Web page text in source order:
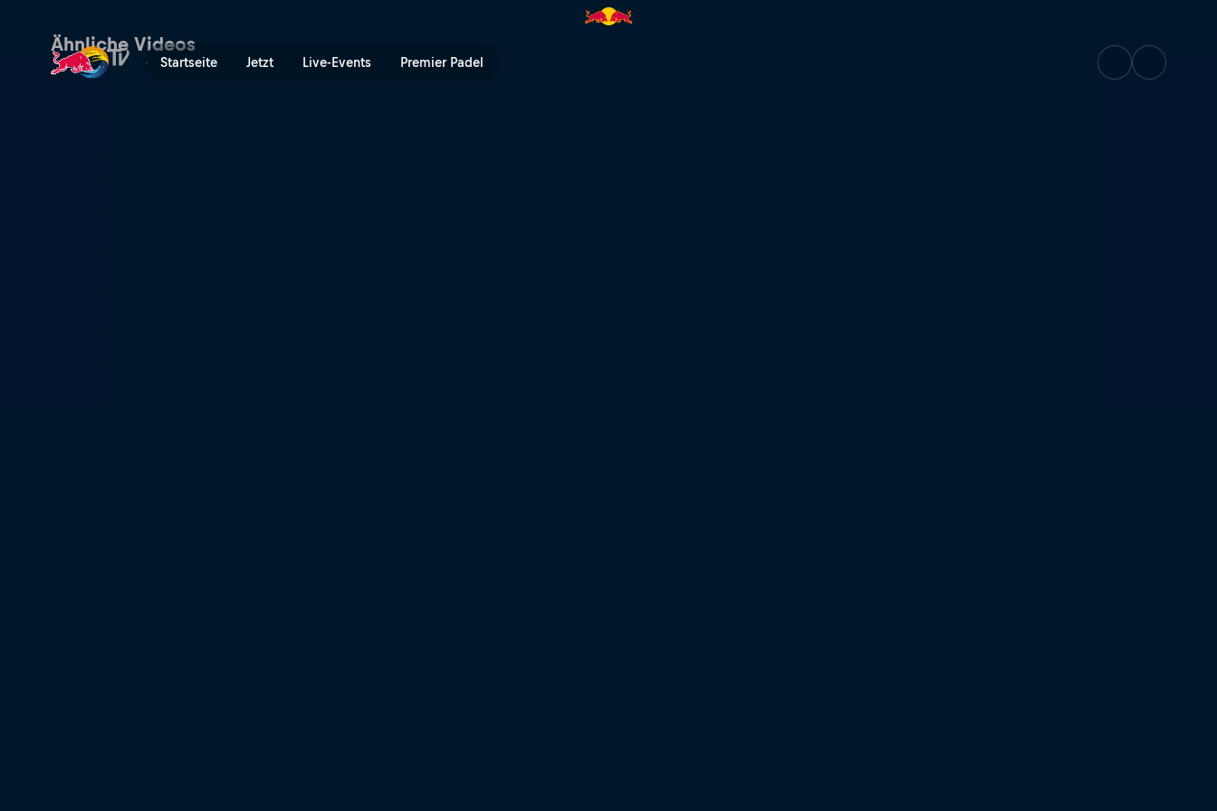
Startseite Jetzt Live-Events Premier Padel
Ähnliche Videos